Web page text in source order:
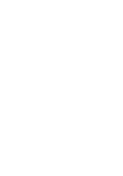
Alert
benzii de rulare